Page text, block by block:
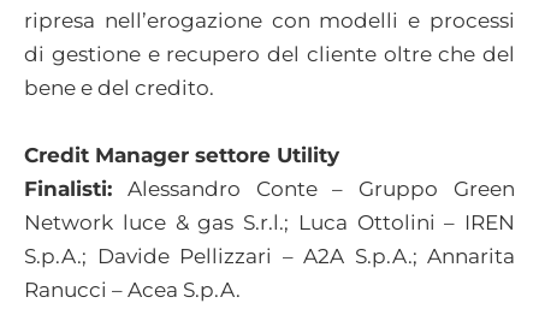
ripresa nell’erogazione con modelli e processi
di gestione e recupero del cliente oltre che del
bene e del credito.
Credit Manager settore Utility
Finalisti: Alessandro Conte – Gruppo Green
Network luce & gas S.r.l.; Luca Ottolini – IREN
S.p.A.; Davide Pellizzari – A2A S.p.A.; Annarita
Ranucci – Acea S.p.A.